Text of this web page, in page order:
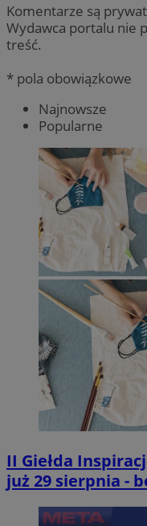
Komentarze są
Wydawca portalu nie
treść.
* pola obowiązkowe
Najnowsze
Popularne
II Giełda
już 29 sierpnia -